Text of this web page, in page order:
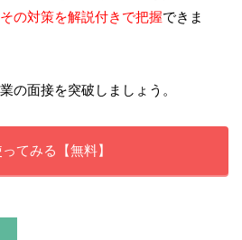
の対策を解説付きで把握できま
の面接を突破しましょう。
てみる【無料】